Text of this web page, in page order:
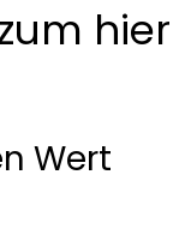
hier
Wert